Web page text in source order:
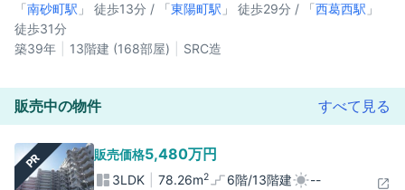
「南砂町駅 」 徒歩13分 / 「東陽町駅 」 徒歩29分 / 「西葛西駅 」
徒歩31分
築39年
13階建 (168部屋) SRC造
販売中の物件 すべて見る
PR 販売価格5,480万円
3LDK 78.26m2 6階/13階建 --